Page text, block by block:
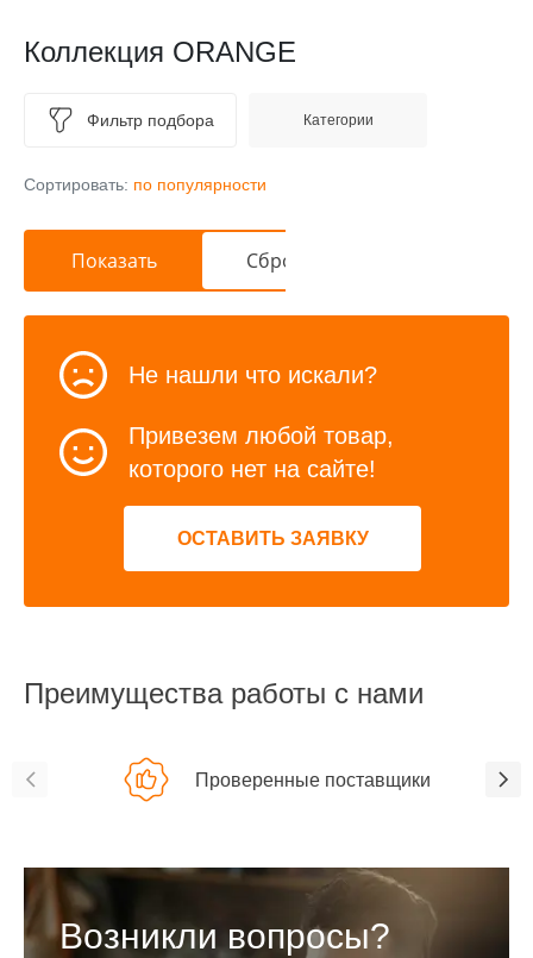
Коллекция ORANGE
Фильтр подбора Категории
Сортировать: по популярности
Не нашли что искали?
Привезем любой товар,
которого нет на сайте!
ОСТАВИТЬ ЗАЯВКУ
Преимущества работы с нами
Проверенные поставщики
Возникли вопросы?